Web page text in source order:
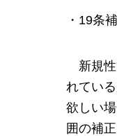
・19条
新規性
れてい
欲しい
囲の補